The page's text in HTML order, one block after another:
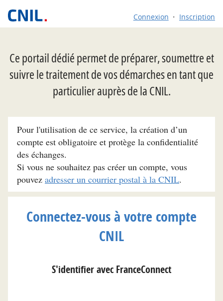
Connexion Inscription
Ce portail dédié permet de préparer, soumettre et
suivre le traitement de vos démarches en tant que
particulier auprès de la CNIL.
Pour l'utilisation de ce service, la création d’un
compte est obligatoire et protège la confidentialité
des échanges.
Si vous ne souhaitez pas créer un compte, vous
pouvez adresser un courrier postal à la CNIL.
Connectez-vous à votre compte
CNIL
S'identifier avec FranceConnect